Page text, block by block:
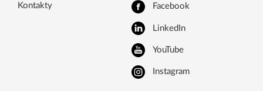
Kontakty Facebook
LinkedIn
YouTube
Instagram